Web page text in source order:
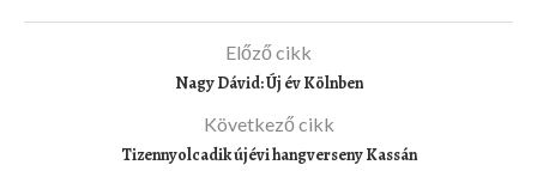
Előző cikk
Nagy Dávid: Új év Kölnben
Következő cikk
Tizennyolcadik újévi hangverseny Kassán